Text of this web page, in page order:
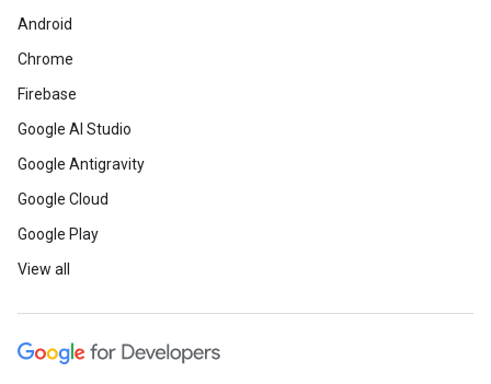
Android
Chrome
Firebase
Google AI Studio
Google Antigravity
Google Cloud
Google Play
View all